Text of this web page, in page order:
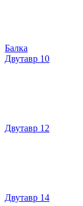
Балка
Двутавр 10
Двутавр 12
Двутавр 14